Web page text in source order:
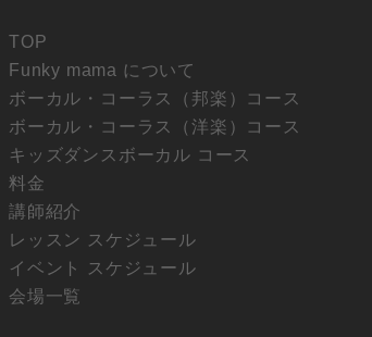
TOP
Funky mama について
ボーカル・コーラス（邦楽）コース
ボーカル・コーラス（洋楽）コース
キッズダンスボーカル コース
料金
講師紹介
レッスン スケジュール
イベント スケジュール
会場一覧